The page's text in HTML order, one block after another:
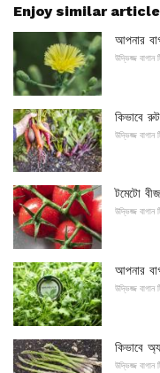
Enjoy similar
আপনার
উদ্ভিজ্জ বাগান
কিভাবে
উদ্ভিজ্জ বাগান
টমেটো
উদ্ভিজ্জ বাগান
আপনার
উদ্ভিজ্জ বাগান
কিভাবে
উদ্ভিজ্জ বাগান